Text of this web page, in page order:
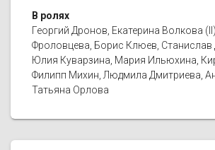
В ролях
Георгий Дронов, Екатерина Волкова
Фроловцева, Борис Клюев, Станислав
Юлия Куварзина, Мария Ильюхина,
Филипп Михин, Людмила Дмитриева,
Татьяна Орлова